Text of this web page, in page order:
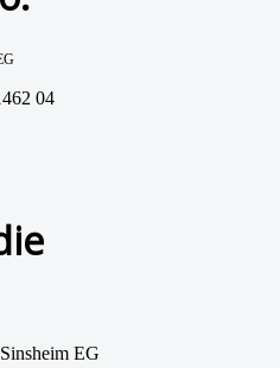
04
EG